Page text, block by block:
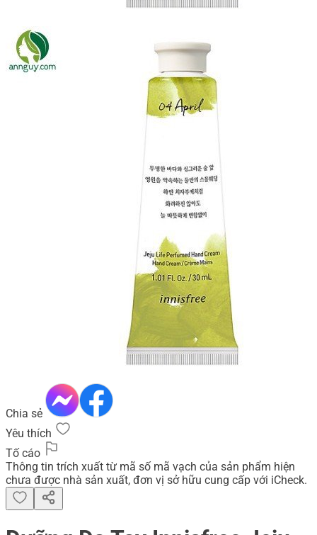
Chia sẻ
Yêu thích
Tố cáo
Thông tin trích xuất từ mã số mã vạch của sản phẩm hiện
chưa được nhà sản xuất, đơn vị sở hữu cung cấp với iCheck.